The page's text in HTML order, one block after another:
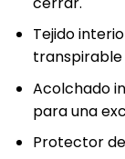
Tejido
Acolchado
para una
Protector